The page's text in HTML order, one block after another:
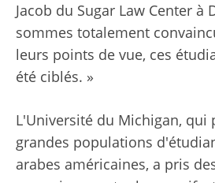
Jacob du Sugar Law Center à
sommes totalement
leurs points de vue, ces
été ciblés. »
L'Université du Michigan, qui
grandes populations
arabes américaines, a pris